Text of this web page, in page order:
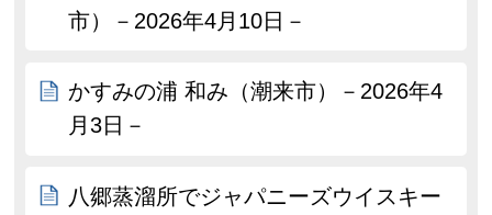
市）－2026年4月10日－
かすみの浦 和み（潮来市）－2026年4
月3日－
八郷蒸溜所でジャパニーズウイスキー